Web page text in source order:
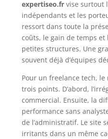
expertiseo.frvise surtout
indépendants et les
ressort dans toute la
coûts, le gain de temps et
petites structures. Une
souvent déjà d’équipes
Pour un freelance tech,
trois points. D’abord,
commercial. Ensuite, la
performance sans
de l’administratif. Le site
irritants dans un même